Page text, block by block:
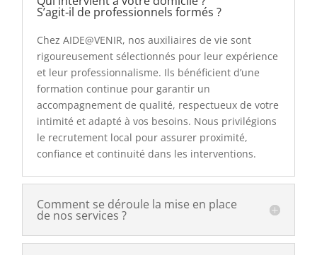
S’agit‑il de professionnels formés ?
Chez AIDE@VENIR, nos auxiliaires de vie sont
rigoureusement sélectionnés pour leur expérience
et leur professionnalisme. Ils bénéficient d’une
formation continue pour garantir un
accompagnement de qualité, respectueux de votre
intimité et adapté à vos besoins. Nous privilégions
le recrutement local pour assurer proximité,
confiance et continuité dans les interventions.
Comment se déroule la mise en place
de nos services ?